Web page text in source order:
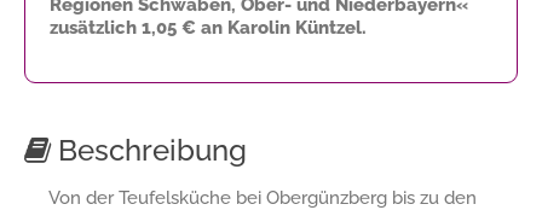
Regionen Schwaben, Ober- und Niederbayern«
zusätzlich 1,05 € an Karolin Küntzel.
Beschreibung
Von der Teufelsküche bei Obergünzberg bis zu den